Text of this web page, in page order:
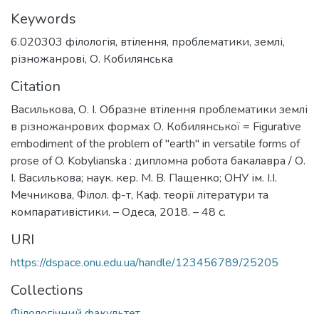
Keywords
6.020303 філологія, втілення, проблематики, землі,
різножанрові, О. Кобилянська
Citation
Василькова, О. І. Образне втілення проблематики землі
в різножанрових формах О. Кобилянської = Figurative
embodiment of the problem of "earth" in versatile forms of
prose of O. Kobylianska : дипломна робота бакалавра / О.
І. Василькова; наук. кер. М. В. Пащенко; ОНУ ім. І.І.
Мечникова, Філол. ф-т, Каф. теорії літератури та
компаративістики. – Одеса, 2018. – 48 с.
URI
https://dspace.onu.edu.ua/handle/123456789/25205
Collections